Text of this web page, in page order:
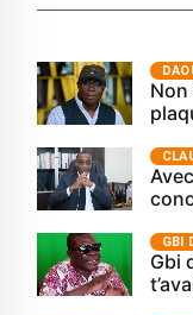
GBI
Gbi